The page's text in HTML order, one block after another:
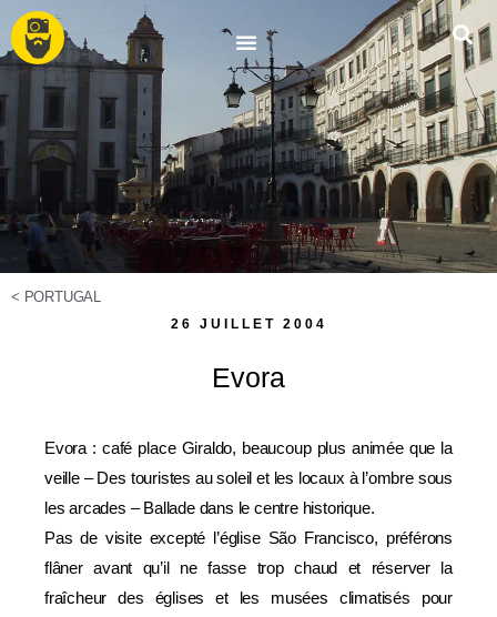
< PORTUGAL
26 JUILLET 2004
Evora
Evora : café place Giraldo, beaucoup plus animée que la
veille – Des touristes au soleil et les locaux à l’ombre sous
les arcades – Ballade dans le centre historique.
Pas de visite excepté l’église São Francisco, préférons
flâner avant qu’il ne fasse trop chaud et réserver la
fraîcheur des églises et les musées climatisés pour